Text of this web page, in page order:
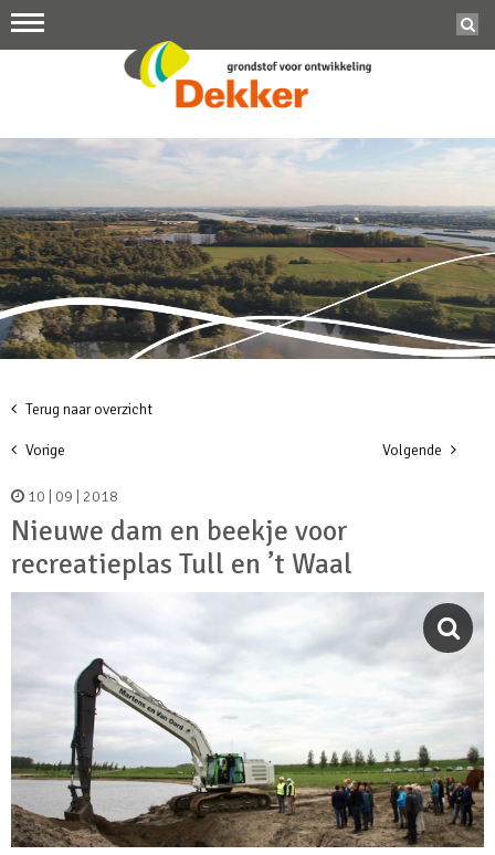
Terug naar overzicht
Vorige Volgende
10 | 09 | 2018
Nieuwe dam en beekje voor
recreatieplas Tull en ’t Waal